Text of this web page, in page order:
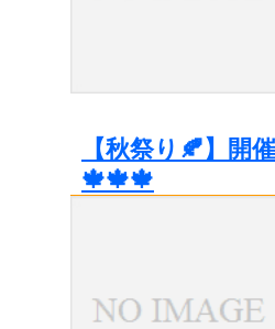
【秋祭り🍂】開
🍁🍁🍁